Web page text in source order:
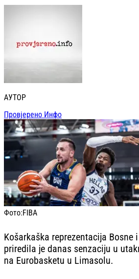
АУТОР
Провјерено Инфо
Фото:FIBA
Košarkaška reprezentacija Bosne
priredila je danas senzaciju u
na Eurobasketu u Limasolu.